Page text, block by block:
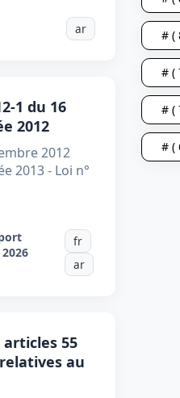
ar
1 du 16
2012
2012
2013 - Loi n°
fr
ar
55
au